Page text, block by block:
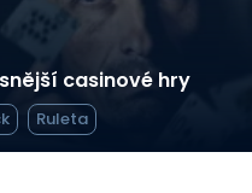
casinové hry
Ruleta